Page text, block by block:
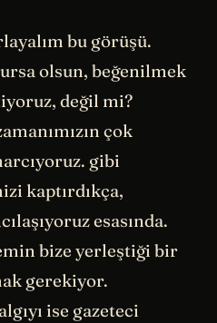
bu görüşü.
olsun, beğenilmek
değil mi?
çok
gibi
kaptırdıkça,
esasında.
bize yerleştiği bir
gerekiyor.
ise gazeteci